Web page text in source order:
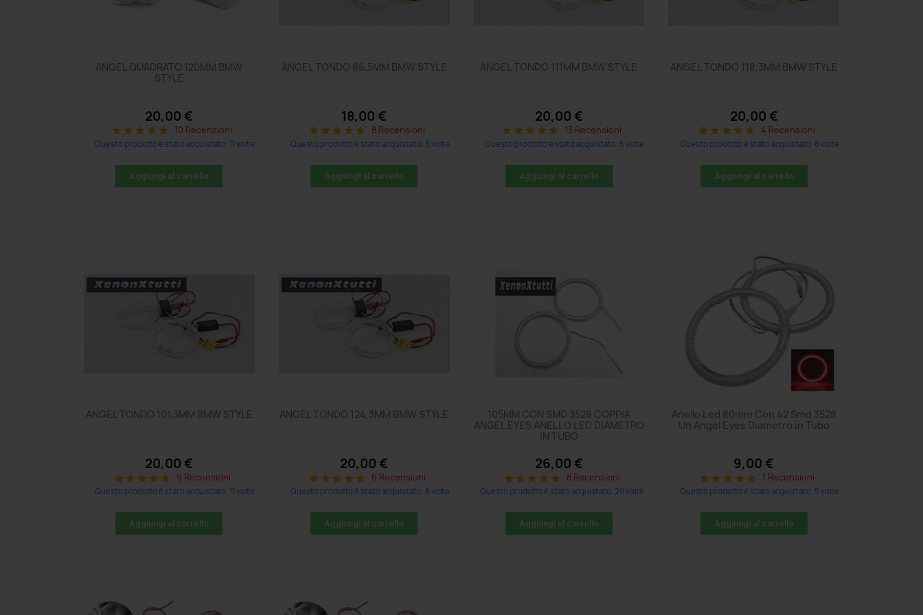
ANGEL QUADRATO 120MM BMW
STYLE
20,00 €
star star star star star 10 Recensioni
Questo prodotto è stato acquistato: 11 volte
Aggiungi al carrello
ANGEL TONDO 86,5MM BMW STYLE
18,00 €
star star star star star 8 Recensioni
Questo prodotto è stato acquistato: 8 volte
Aggiungi al carrello
ANGEL TONDO 111MM BMW STYLE
20,00 €
star star star star star 13 Recensioni
Questo prodotto è stato acquistato: 5 volte
Aggiungi al carrello
ANGEL TONDO 118,3MM BMW STYLE
20,00 €
star star star star star 4 Recensioni
Questo prodotto è stato acquistato: 8 volte
Aggiungi al carrello
ANGEL TONDO 101,3MM BMW STYLE
20,00 €
star star star star star 9 Recensioni
Questo prodotto è stato acquistato: 11 volte
Aggiungi al carrello
ANGEL TONDO 124,3MM BMW STYLE
20,00 €
star star star star star 6 Recensioni
Questo prodotto è stato acquistato: 8 volte
Aggiungi al carrello
105MM CON SMD 3528 COPPIA
ANGEL EYES ANELLO LED DIAMETRO
IN TUBO
26,00 €
star star star star star 8 Recensioni
Questo prodotto è stato acquistato: 20 volte
Aggiungi al carrello
Anello Led 80mm Con 42 Smd 3528
Un Angel Eyes Diametro in Tubo
9,00 €
star star star star star 1 Recensioni
Questo prodotto è stato acquistato: 5 volte
Aggiungi al carrello